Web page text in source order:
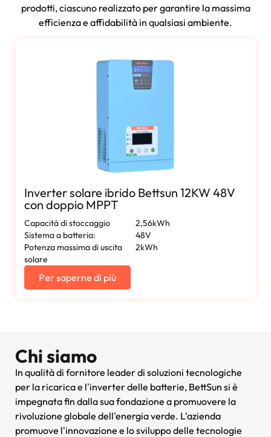
prodotti, ciascuno realizzato per garantire la massima
efficienza e affidabilità in qualsiasi ambiente.
Inverter solare ibrido Bettsun 12KW 48V
con doppio MPPT
Capacità di stoccaggio
2,56kWh
Sistema a batteria:
48V
Potenza massima di uscita
solare
2kWh
Per saperne di più
Chi siamo
In qualità di fornitore leader di soluzioni tecnologiche
per la ricarica e l'inverter delle batterie, BettSun si è
impegnata fin dalla sua fondazione a promuovere la
rivoluzione globale dell'energia verde. L'azienda
promuove l'innovazione e lo sviluppo delle tecnologie